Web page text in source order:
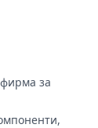
за